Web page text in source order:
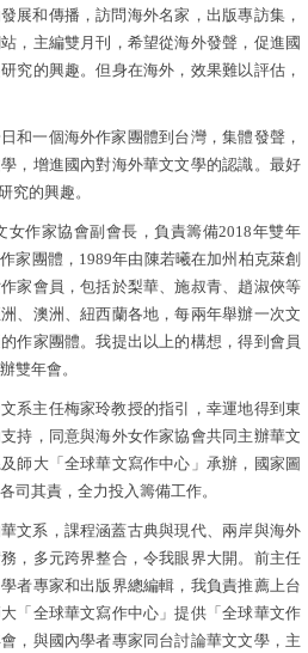
展和傳播，訪問海外名家，出版專訪集，
，主編雙月刊，希望從海外發聲，促進國
究的興趣。但身在海外，效果難以評估，
和一個海外作家團體到台灣，集體發聲，
，增進國內對海外華文文學的認識。最好
究的興趣。
作家協會副會長，負責籌備2018年雙年
家團體，1989年由陳若曦在加州柏克萊創
家會員，包括於梨華、施叔青、趙淑俠等
、澳洲、紐西蘭各地，每兩年舉辦一次文
作家團體。我提出以上的構想，得到會員
雙年會。
系主任梅家玲教授的指引，幸運地得到東
持，同意與海外女作家協會共同主辦華文
師大「全球華文寫作中心」承辦，國家圖
司其責，全力投入籌備工作。
文系，課程涵蓋古典與現代、兩岸與海外
，多元跨界整合，令我眼界大開。前主任
者專家和出版界總編輯，我負責推薦上台
「全球華文寫作中心」提供「全球華文作
，與國內學者專家同台討論華文文學，主